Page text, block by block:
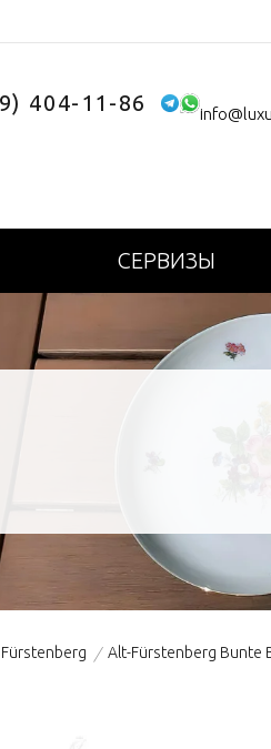
404-11-86
СЕРВИЗЫ
Fürstenberg / Alt-Fürstenberg Bunte